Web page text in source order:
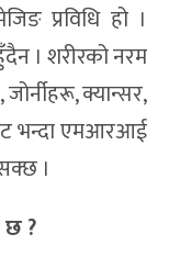
प्रविधि हो ।
। शरीरको नरम
क्यान्सर,
भन्दा एमआरआई
।
?